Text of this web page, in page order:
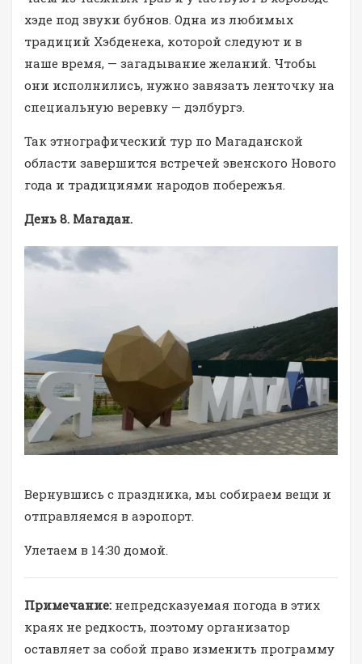
хэде под звуки бубнов. Одна из любимых
традиций Хэбденека, которой следуют и в
наше время, — загадывание желаний. Чтобы
они исполнились, нужно завязать ленточку на
специальную веревку — дэлбургэ.
Так этнографический тур по Магаданской
области завершится встречей эвенского Нового
года и традициями народов побережья.
День 8. Магадан.
Вернувшись с праздника, мы собираем вещи и
отправляемся в аэропорт.
Улетаем в 14:30 домой.
Примечание: непредсказуемая погода в этих
краях не редкость, поэтому организатор
оставляет за собой право изменить программу